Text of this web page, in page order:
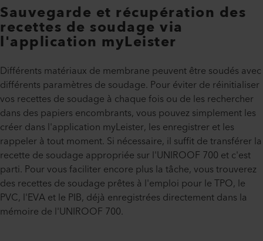
Sauvegarde et récupération des
recettes de soudage via
l'application myLeister
Différents matériaux de membrane peuvent être soudés avec
différents paramètres de soudage. Pour éviter de réinitialiser
vos recettes de soudage à chaque fois ou de les rechercher
dans des papiers encombrants, vous pouvez simplement les
créer dans l'application myLeister, les enregistrer et les
rappeler à tout moment. Si nécessaire, il suffit de transférer la
recette de soudage appropriée sur l'UNIROOF 700 et c'est
parti. Pour vous faciliter encore plus la tâche, vous trouverez
des recettes de soudage prêtes à l'emploi pour le TPO, le
PVC, l'EVA et le PIB, déjà enregistrées directement dans la
mémoire de l'UNIROOF 700.